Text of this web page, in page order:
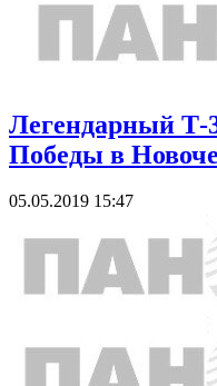
Легендарный Т-
Победы в
05.05.2019 15:47